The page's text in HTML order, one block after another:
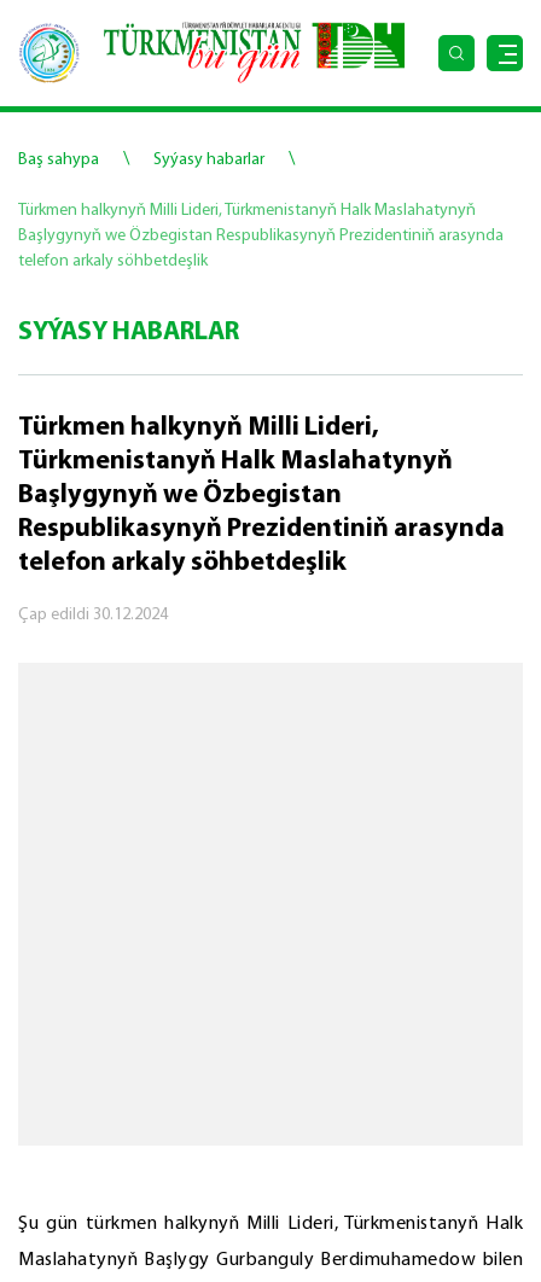
Baş sahypa \ Syýasy habarlar \
Türkmen halkynyň Milli Lideri, Türkmenistanyň Halk Maslahatynyň
Başlygynyň we Özbegistan Respublikasynyň Prezidentiniň arasynda
telefon arkaly söhbetdeşlik
SYÝASY HABARLAR
Türkmen halkynyň Milli Lideri,
Türkmenistanyň Halk Maslahatynyň
Başlygynyň we Özbegistan
Respublikasynyň Prezidentiniň arasynda
telefon arkaly söhbetdeşlik
Çap edildi 30.12.2024
Şu gün türkmen halkynyň Milli Lideri, Türkmenistanyň Halk
Maslahatynyň Başlygy Gurbanguly Berdimuhamedow bilen